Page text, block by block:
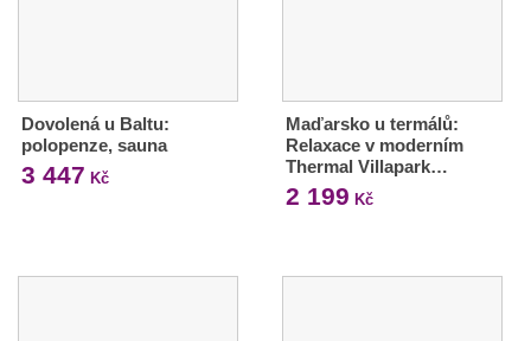
Dovolená u Baltu:
polopenze, sauna
3 447 Kč
Maďarsko u termálů:
Relaxace v moderním
Thermal Villapark…
2 199 Kč